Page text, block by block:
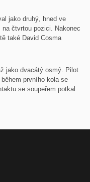
jako druhý, hned ve
čtvrtou pozici. Nakonec
také David Cosma
jako dvacátý osmý. Pilot
prvního kola se
se soupeřem potkal